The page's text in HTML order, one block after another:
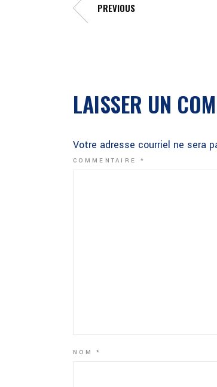
PREVIOUS
LAISSER UN
Votre adresse courriel ne sera
COMMENTAIRE *
NOM*